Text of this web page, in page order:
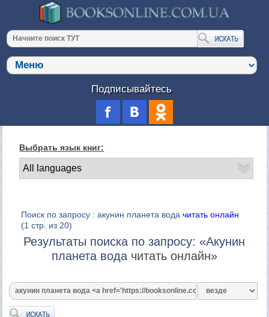
Подписывайтесь
Выбрать язык книг:
Поиск по запросу : акунин планета водачитать онлайн
(1 стр. из 20)
Результаты поиска по запросу: «Акунин
планета вода читать онлайн»